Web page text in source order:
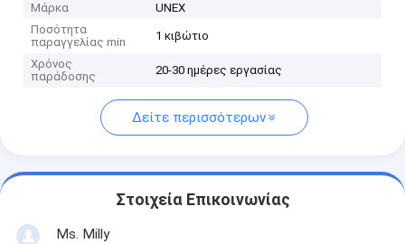
Μάρκα
UNEX
Ποσότητα
παραγγελίας min
1 κιβώτιο
Χρόνος
παράδοσης
20-30 ημέρες εργασίας
Δείτε περισσότερων
Στοιχεία Επικοινωνίας
Ms. Milly